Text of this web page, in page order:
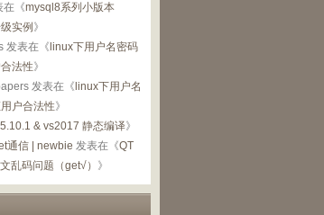
在《mysql8系列小版本
实例 》
发表在《 linux下用户名密码
法性》
发表在《 linux下用户名
户合法性》
& vs2017 静态编译》
通信 | newbie 发表在《QT
乱码问题（get√） 》